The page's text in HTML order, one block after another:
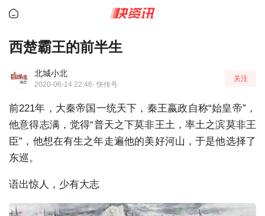
西楚霸王的前半生
北城小北
2020-06-14 22:46· 快传号
关注
前221年，大秦帝国一统天下，秦王嬴政自称“始皇帝”，
他意得志满，觉得“普天之下莫非王土，率土之滨莫非王
臣”，他想在有生之年走遍他的美好河山，于是他选择了
东巡。
语出惊人，少有大志